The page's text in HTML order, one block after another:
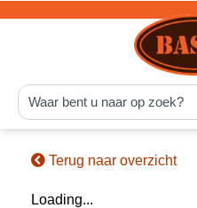
Terug naar overzicht
Loading...